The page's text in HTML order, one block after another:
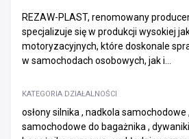
REZAW-PLAST, renomowany
specjalizuje się w produkcji wysokiej
motoryzacyjnych, które doskonale
w samochodach osobowych, jak i...
KATEGORIA DZIAŁALNOŚCI
osłony silnika , nadkola samochodowe
samochodowe do bagażnika ,